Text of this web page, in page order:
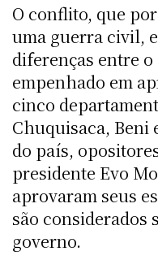
O conflito, que
uma guerra civil,
diferenças entre
empenhado em
cinco
Chuquisaca, Beni
do país,
presidente Evo
aprovaram seus
são considerados
governo.